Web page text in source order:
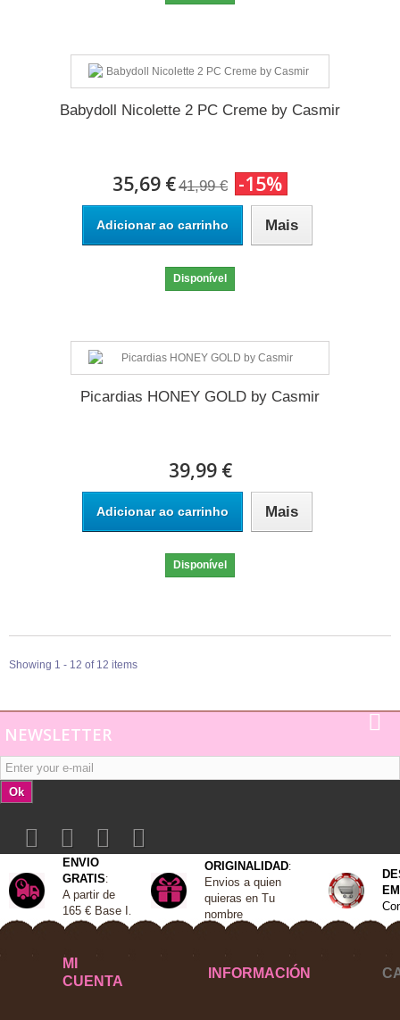
Babydoll Nicolette 2 PC Creme by Casmir
35,69 €41,99 € -15%
Adicionar ao carrinho Mais
Disponível
Picardias HONEY GOLD by Casmir
39,99 €
Adicionar ao carrinho Mais
Disponível
Showing 1 - 12 of 12 items
NEWSLETTER
Ok
ENVIO
GRATIS:
A partir de
165 € Base I
ORIGINALIDAD:
Envios a quien
quieras en Tu
nombre
MI
CUENTA
INFORMACIÓN